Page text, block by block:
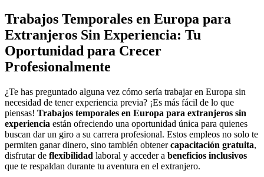
Trabajos Temporales en Europa para
Extranjeros Sin Experiencia: Tu
Oportunidad para Crecer
Profesionalmente
¿Te has preguntado alguna vez cómo sería trabajar en Europa sin
necesidad de tener experiencia previa? ¡Es más fácil de lo que
piensas! Trabajos temporales en Europa para extranjeros sin
experiencia están ofreciendo una oportunidad única para quienes
buscan dar un giro a su carrera profesional. Estos empleos no solo te
permiten ganar dinero, sino también obtenercapacitación gratuita,
disfrutar de flexibilidad laboral y acceder a beneficios inclusivos
que te respaldan durante tu aventura en el extranjero.